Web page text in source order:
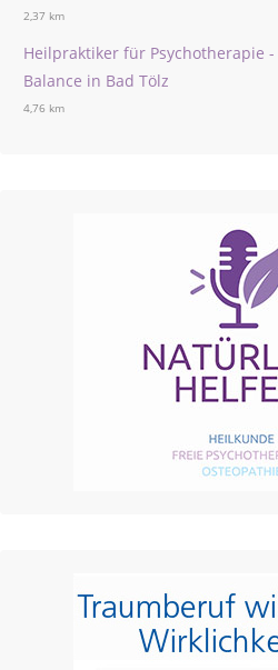
2,37 km
Heilpraktiker für Psychotherapie
Balance in Bad Tölz
4,76 km